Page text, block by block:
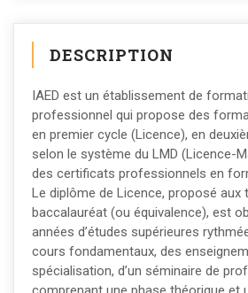
DESCRIPTION
IAED est un établissement de
professionnel qui propose des
en premier cycle (Licence), en
selon le système du LMD (Licence-
des certificats professionnels en
Le diplôme de Licence, proposé aux
baccalauréat (ou équivalence), est
années d’études supérieures
cours fondamentaux, des
spécialisation, d’un séminaire de